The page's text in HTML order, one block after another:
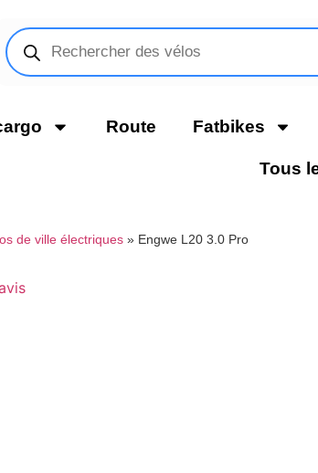
Route Fatbikes
Tous
de ville électriques » Engwe L20 3.0 Pro